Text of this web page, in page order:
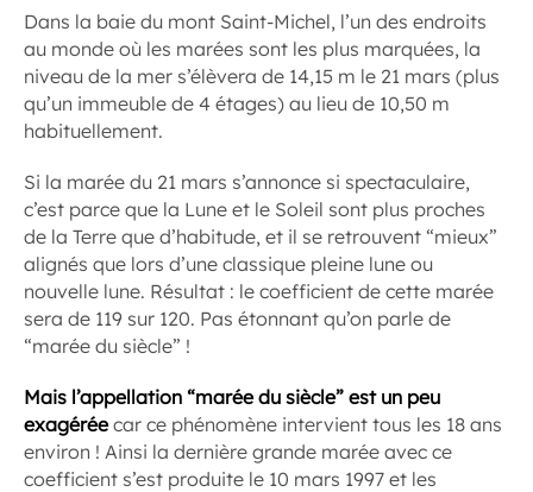
Dans la baie du mont Saint-Michel, l’un des endroits
au monde où les marées sont les plus marquées, la
niveau de la mer s’élèvera de 14,15 m le 21 mars (plus
qu’un immeuble de 4 étages) au lieu de 10,50 m
habituellement.
Si la marée du 21 mars s’annonce si spectaculaire,
c’est parce que la Lune et le Soleil sont plus proches
de la Terre que d’habitude, et il se retrouvent “mieux”
alignés que lors d’une classique pleine lune ou
nouvelle lune. Résultat : le coefficient de cette marée
sera de 119 sur 120. Pas étonnant qu’on parle de
“marée du siècle” !
Mais l’appellation “marée du siècle” est un peu
exagéréecar ce phénomène intervient tous les 18 ans
environ ! Ainsi la dernière grande marée avec ce
coefficient s’est produite le 10 mars 1997 et les